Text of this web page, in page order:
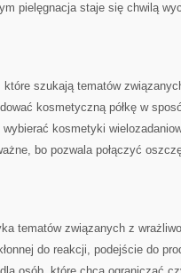
pielęgnacja staje się chwilą
szukają tematów
kosmetyczną półkę w
kosmetyki
bo pozwala połączyć
tematów związanych z
do reakcji, podejście do